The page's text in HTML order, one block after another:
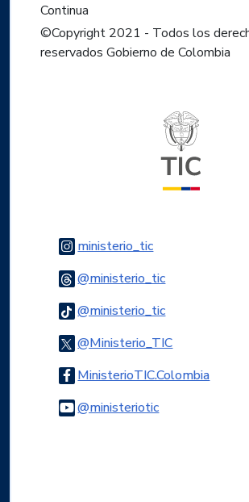
Continua
©Copyright 2021 - Todos los
reservados Gobierno de Colombia
ministerio_ticLogo Instagram
@ministerio_ticLogo Threads
@ministerio_ticLogo Tiktok
@Ministerio_TICLogo Twitter
MinisterioTIC.ColombiaLogo
@ministerioticLogo Youtube